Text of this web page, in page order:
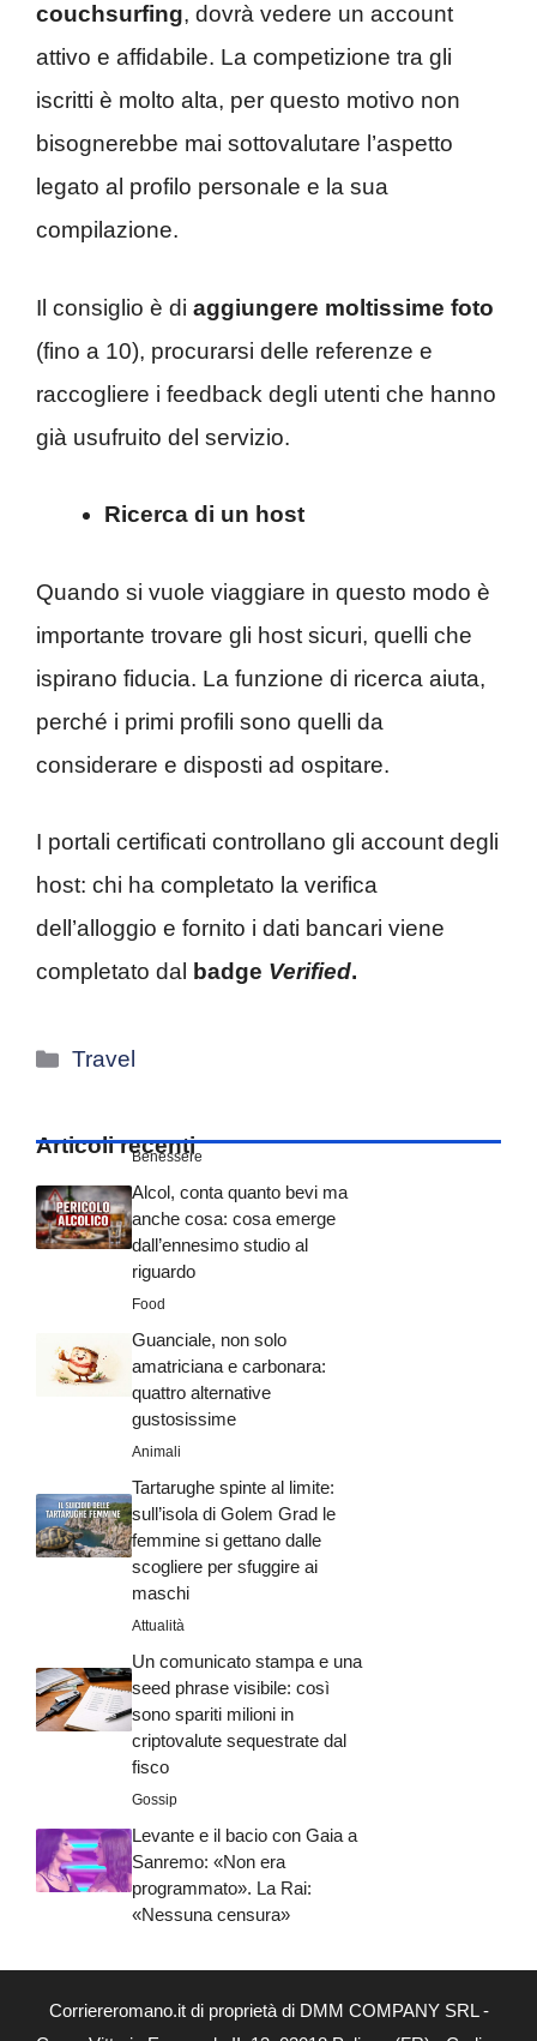
couchsurfing, dovrà vedere un account
attivo e affidabile. La competizione tra gli
iscritti è molto alta, per questo motivo non
bisognerebbe mai sottovalutare l’aspetto
legato al profilo personale e la sua
compilazione.
Il consiglio è di aggiungere moltissime foto
(fino a 10), procurarsi delle referenze e
raccogliere i feedback degli utenti che hanno
già usufruito del servizio.
Ricerca di un host
Quando si vuole viaggiare in questo modo è
importante trovare gli host sicuri, quelli che
ispirano fiducia. La funzione di ricerca aiuta,
perché i primi profili sono quelli da
considerare e disposti ad ospitare.
I portali certificati controllano gli account degli
host: chi ha completato la verifica
dell’alloggio e fornito i dati bancari viene
completato dal badge Verified.
Categorie
Travel
Articoli recenti
Benessere
Alcol, conta quanto bevi ma
anche cosa: cosa emerge
dall’ennesimo studio al
riguardo
Food
Guanciale, non solo
amatriciana e carbonara:
quattro alternative
gustosissime
Animali
Tartarughe spinte al limite:
sull’isola di Golem Grad le
femmine si gettano dalle
scogliere per sfuggire ai
maschi
Attualità
Un comunicato stampa e una
seed phrase visibile: così
sono spariti milioni in
criptovalute sequestrate dal
fisco
Gossip
Levante e il bacio con Gaia a
Sanremo: «Non era
programmato». La Rai:
«Nessuna censura»
Corriereromano.it di proprietà di DMM COMPANY SRL -